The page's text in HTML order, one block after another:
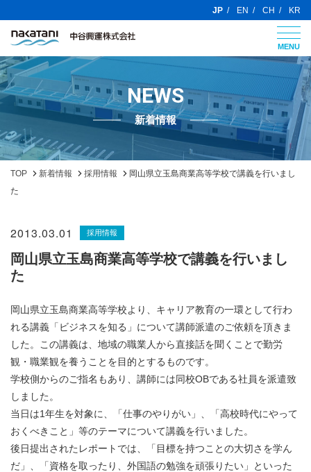
JP EN CH KR
MENU
NEWS
新着情報
TOP 新着情報 採用情報
岡山県立玉島商業高等学校で講義を行いまし
た
2013.03.01 採用情報
岡山県立玉島商業高等学校で講義を行いまし
た
岡山県立玉島商業高等学校より、キャリア教育の一環として行わ
れる講義「ビジネスを知る」について講師派遣のご依頼を頂きま
した。この講義は、地域の職業人から直接話を聞くことで勤労
観・職業観を養うことを目的とするものです。
学校側からのご指名もあり、講師には同校OBである社員を派遣致
しました。
当日は1年生を対象に、「仕事のやりがい」、「高校時代にやって
おくべきこと」等のテーマについて講義を行いました。
後日提出されたレポートでは、「目標を持つことの大切さを学ん
だ」、「資格を取ったり、外国語の勉強を頑張りたい」といった